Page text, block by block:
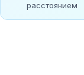
расстоянием